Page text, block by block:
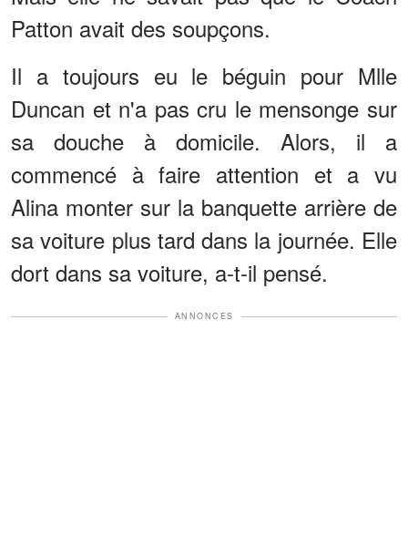
Patton avait des soupçons.
Il a toujours eu le béguin pour Mlle
Duncan et n'a pas cru le mensonge sur
sa douche à domicile. Alors, il a
commencé à faire attention et a vu
Alina monter sur la banquette arrière de
sa voiture plus tard dans la journée. Elle
dort dans sa voiture, a-t-il pensé.
ANNONCES